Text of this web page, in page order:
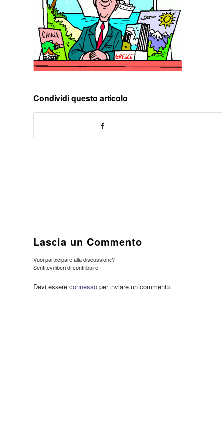
Condividi questo articolo
Lascia un Commento
Vuoi partecipare alla discussione?
Sentitevi liberi di contribuire!
Devi essere connesso per inviare un commento.